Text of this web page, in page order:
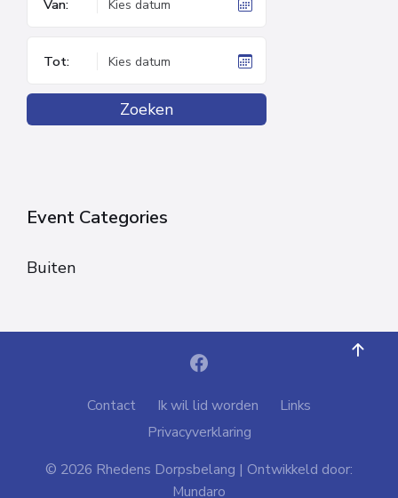
Van:
Tot:
Zoeken
Event Categories
Buiten
Contact Ik wil lid worden
Links
Privacyverklaring
© 2026 Rhedens Dorpsbelang | Ontwikkeld door:
Mundaro